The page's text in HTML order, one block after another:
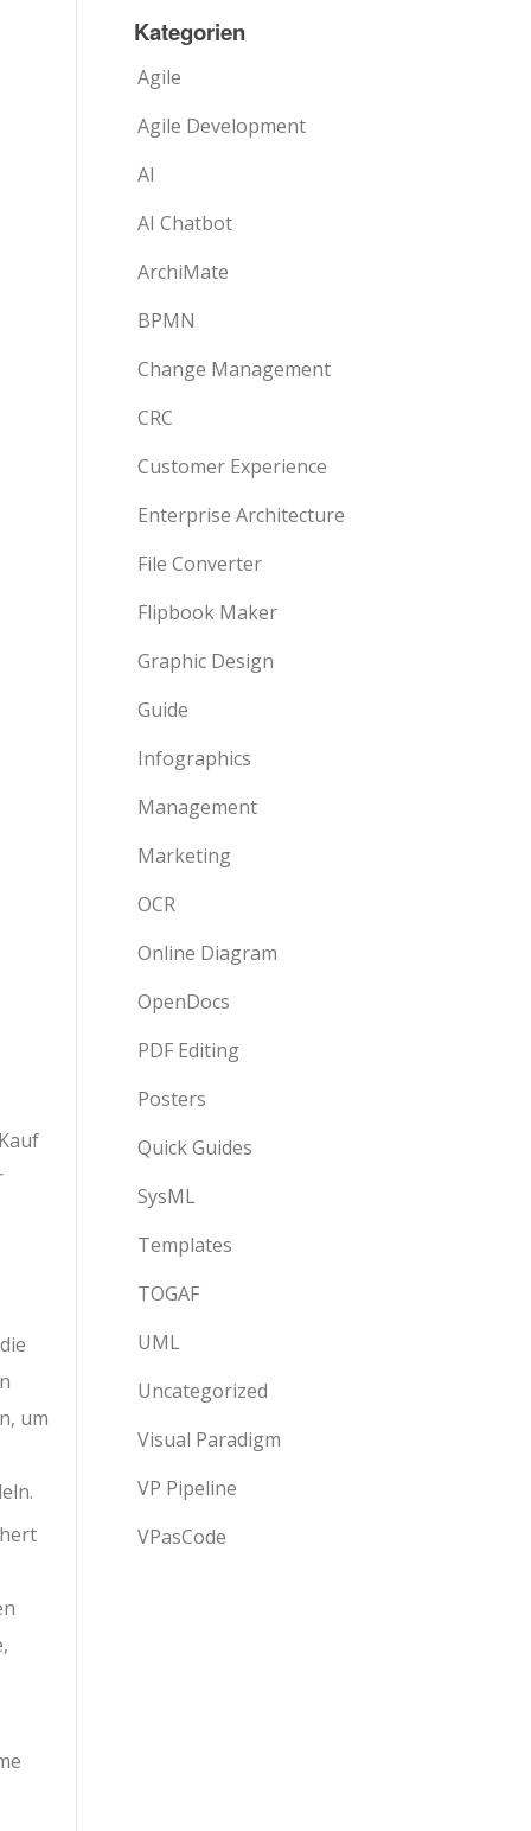
um
Kategorien
Agile
Agile Development
AI
AI Chatbot
ArchiMate
BPMN
Change Management
CRC
Customer Experience
Enterprise Architecture
File Converter
Flipbook Maker
Graphic Design
Guide
Infographics
Management
Marketing
OCR
Online Diagram
OpenDocs
PDF Editing
Posters
Quick Guides
SysML
Templates
TOGAF
UML
Uncategorized
Visual Paradigm
VP Pipeline
VPasCode